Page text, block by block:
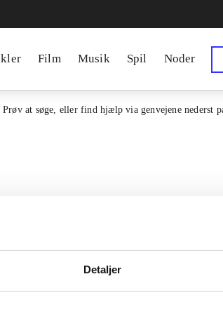
Detaljer
Film Musik Spil Noder
at søge, eller find hjælp via genvejene nederst
til alle danske